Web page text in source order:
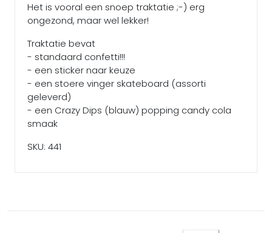
Het is vooral een snoep traktatie ;-) erg
ongezond, maar wel lekker!
Traktatie bevat
- standaard confetti!!!
- een sticker naar keuze
- een stoere vinger skateboard (assorti
geleverd)
- een Crazy Dips (blauw) popping candy cola
smaak
SKU: 441